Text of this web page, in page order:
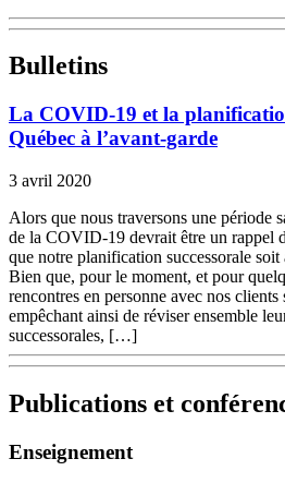
Bulletins
La COVID-19 et la
Québec à l’avant-garde
3 avril 2020
Alors que nous traversons une période
de la COVID-19 devrait être un rappel
que notre planification successorale soit
Bien que, pour le moment, et pour
rencontres en personne avec nos
empêchant ainsi de réviser ensemble
successorales, […]
Publications et
Enseignement